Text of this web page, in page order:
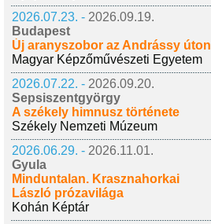
2026.07.23. - 2026.09.19.
Budapest
Új aranyszobor az Andrássy úton
Magyar Képzőművészeti Egyetem
2026.07.22. - 2026.09.20.
Sepsiszentgyörgy
A székely himnusz története
Székely Nemzeti Múzeum
2026.06.29. - 2026.11.01.
Gyula
Minduntalan. Krasznahorkai
László prózavilága
Kohán Képtár